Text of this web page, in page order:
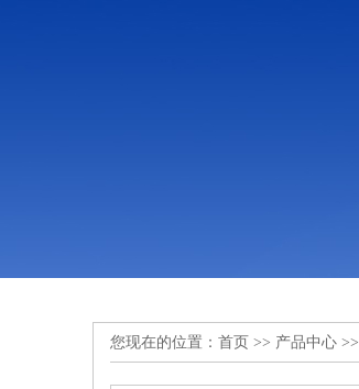
您现在的位置： 首页 >> 产品中心 >>